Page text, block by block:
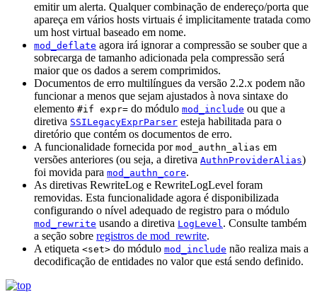
emitir um alerta. Qualquer combinação de endereço/porta que
apareça em vários hosts virtuais é implicitamente tratada como
um host virtual baseado em nome.
mod_deflate agora irá ignorar a compressão se souber que a
sobrecarga de tamanho adicionada pela compressão será
maior que os dados a serem comprimidos.
Documentos de erro multilíngues da versão 2.2.x podem não
funcionar a menos que sejam ajustados à nova sintaxe do
elemento #if expr= do módulo mod_include ou que a
diretiva SSILegacyExprParser esteja habilitada para o
diretório que contém os documentos de erro.
A funcionalidade fornecida por mod_authn_alias em
versões anteriores (ou seja, a diretiva AuthnProviderAlias)
foi movida para mod_authn_core.
As diretivas RewriteLog e RewriteLogLevel foram
removidas. Esta funcionalidade agora é disponibilizada
configurando o nível adequado de registro para o módulo
mod_rewrite usando a diretiva LogLevel. Consulte também
a seção sobre registros de mod_rewrite.
A etiqueta <set> do módulo mod_include não realiza mais a
decodificação de entidades no valor que está sendo definido.